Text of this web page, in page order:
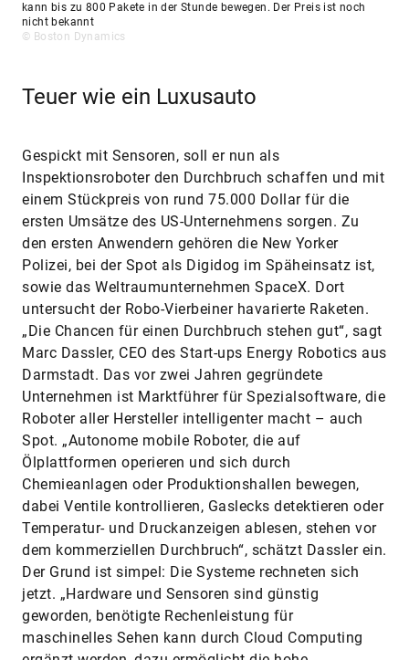
kann bis zu 800 Pakete in der Stunde bewegen. Der Preis ist noch
nicht bekannt
© Boston Dynamics
Teuer wie ein Luxusauto
Gespickt mit Sensoren, soll er nun als
Inspektionsroboter den Durchbruch schaffen und mit
einem Stückpreis von rund 75.000 Dollar für die
ersten Umsätze des US-Unternehmens sorgen. Zu
den ersten Anwendern gehören die New Yorker
Polizei, bei der Spot als Digidog im Späheinsatz ist,
sowie das Weltraumunternehmen SpaceX. Dort
untersucht der Robo-Vierbeiner havarierte Raketen.
„Die Chancen für einen Durchbruch stehen gut“, sagt
Marc Dassler, CEO des Start-ups Energy Robotics aus
Darmstadt. Das vor zwei Jahren gegründete
Unternehmen ist Marktführer für Spezialsoftware, die
Roboter aller Hersteller intelligenter macht – auch
Spot. „Autonome mobile Roboter, die auf
Ölplattformen operieren und sich durch
Chemieanlagen oder Produktionshallen bewegen,
dabei Ventile kontrollieren, Gaslecks detektieren oder
Temperatur- und Druckanzeigen ablesen, stehen vor
dem kommerziellen Durchbruch“, schätzt Dassler ein.
Der Grund ist simpel: Die Systeme rechneten sich
jetzt. „Hardware und Sensoren sind günstig
geworden, benötigte Rechenleistung für
maschinelles Sehen kann durch Cloud Computing